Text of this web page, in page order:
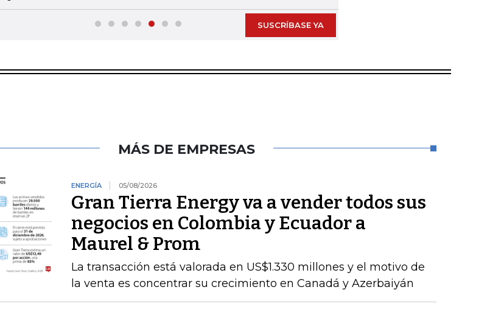
SUSCRÍBASE YA
MÁS DE EMPRESAS
ENERGÍA 05/08/2026
Gran Tierra Energy va a vender todos sus
negocios en Colombia y Ecuador a
Maurel & Prom
La transacción está valorada en US$1.330 millones y el motivo de
la venta es concentrar su crecimiento en Canadá y Azerbaiyán